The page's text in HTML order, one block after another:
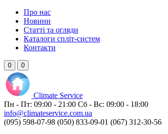
Про нас
Новини
Статті та огляди
Каталоги спліт-систем
Контакти
0 0
Climate Service
Пн - Пт: 09:00 - 21:00 Сб - Вс: 09:00 - 18:00
info@climateservice.com.ua
(095) 598-07-98 (050) 833-09-01 (067) 312-30-56